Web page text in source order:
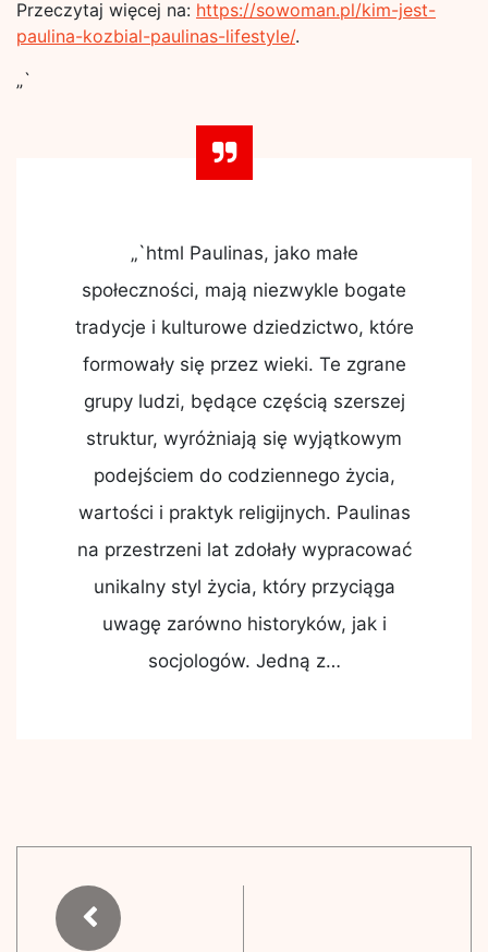
Przeczytaj więcej na: https://sowoman.pl/kim-jest-
paulina-kozbial-paulinas-lifestyle/.
„`
„`html Paulinas, jako małe
społeczności, mają niezwykle bogate
tradycje i kulturowe dziedzictwo, które
formowały się przez wieki. Te zgrane
grupy ludzi, będące częścią szerszej
struktur, wyróżniają się wyjątkowym
podejściem do codziennego życia,
wartości i praktyk religijnych. Paulinas
na przestrzeni lat zdołały wypracować
unikalny styl życia, który przyciąga
uwagę zarówno historyków, jak i
socjologów. Jedną z…